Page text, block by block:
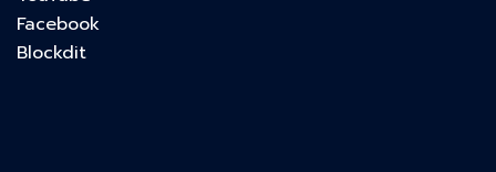
Facebook
Blockdit